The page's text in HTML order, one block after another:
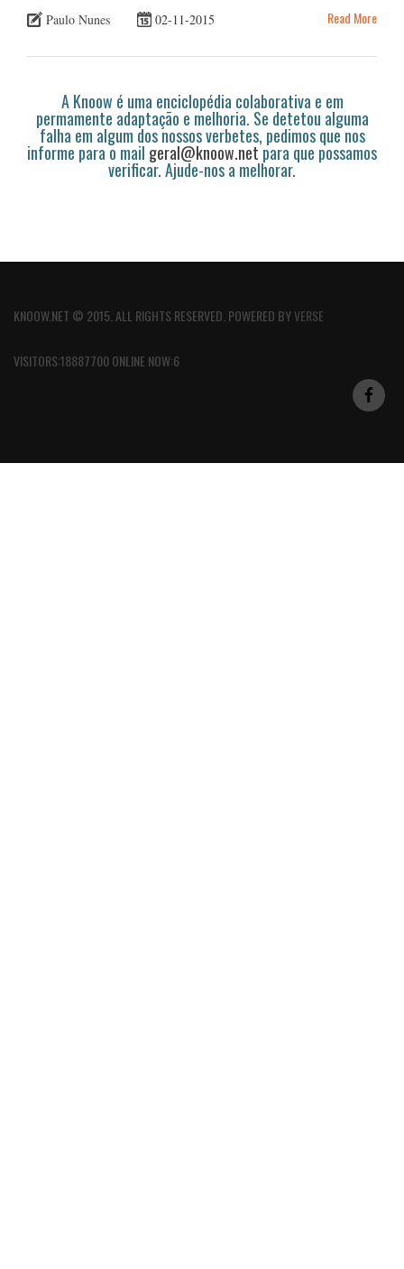
Paulo Nunes
02-11-2015 Read More
A Knoow é uma enciclopédia colaborativa e em
permamente adaptação e melhoria. Se detetou alguma
falha em algum dos nossos verbetes, pedimos que nos
informe para o mail geral@knoow.netpara que possamos
verificar. Ajude-nos a melhorar.
KNOOW.NET © 2015. ALL RIGHTS RESERVED. POWERED BYVERSE
VISITORS:18887700 ONLINE NOW:6